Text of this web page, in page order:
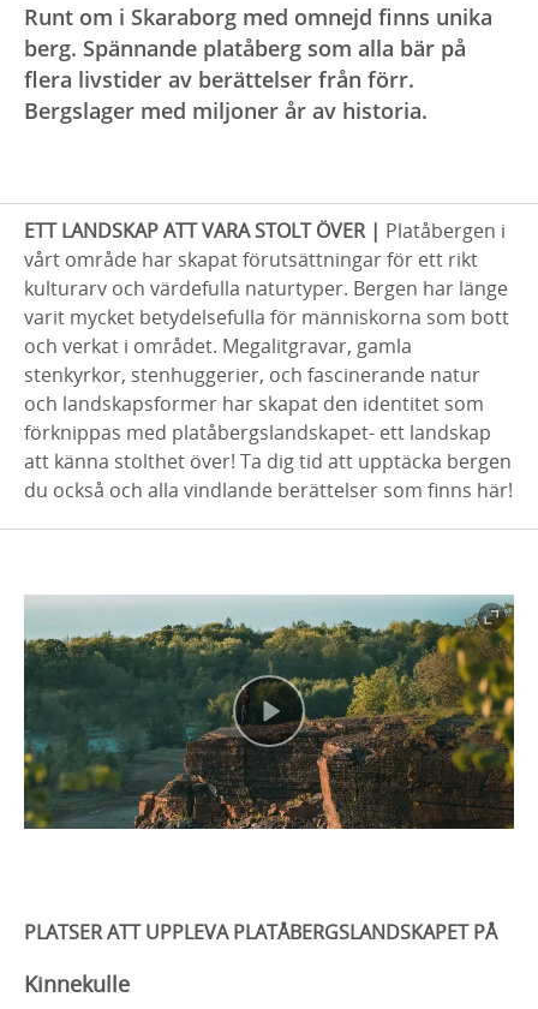
Runt om i Skaraborg med omnejd finns unika
berg. Spännande platåberg som alla bär på
flera livstider av berättelser från förr.
Bergslager med miljoner år av historia.
ETT LANDSKAP ATT VARA STOLT ÖVER | Platåbergen i
vårt område har skapat förutsättningar för ett rikt
kulturarv och värdefulla naturtyper. Bergen har länge
varit mycket betydelsefulla för människorna som bott
och verkat i området. Megalitgravar, gamla
stenkyrkor, stenhuggerier, och fascinerande natur
och landskapsformer har skapat den identitet som
förknippas med platåbergslandskapet- ett landskap
att känna stolthet över! Ta dig tid att upptäcka bergen
du också och alla vindlande berättelser som finns här!
PLATSER ATT UPPLEVA PLATÅBERGSLANDSKAPET PÅ
Kinnekulle